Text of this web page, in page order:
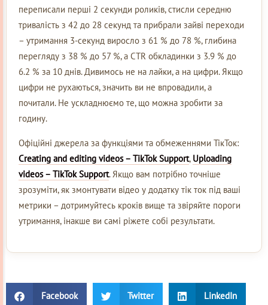
переписали перші 2 секунди роликів, стисли середню
тривалість з 42 до 28 секунд та прибрали зайві переходи
– утримання 3-секунд виросло з 61 % до 78 %, глибина
перегляду з 38 % до 57 %, а CTR обкладинки з 3.9 % до
6.2 % за 10 днів. Дивимось не на лайки, а на цифри. Якщо
цифри не рухаються, значить ви не впровадили, а
почитали. Не ускладнюємо те, що можна зробити за
годину.
Офіційні джерела за функціями та обмеженнями ТікТок:
Creating and editing videos – TikTok Support, Uploading
videos – TikTok Support. Якщо вам потрібно точніше
зрозуміти, як змонтувати відео у додатку тік ток під ваші
метрики – дотримуйтесь кроків вище та звіряйте пороги
утримання, інакше ви самі ріжете собі результати.
Facebook Twitter LinkedIn